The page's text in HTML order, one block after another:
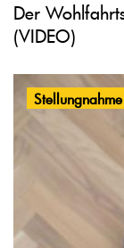
Der
(VIDEO)
Stellungnahme